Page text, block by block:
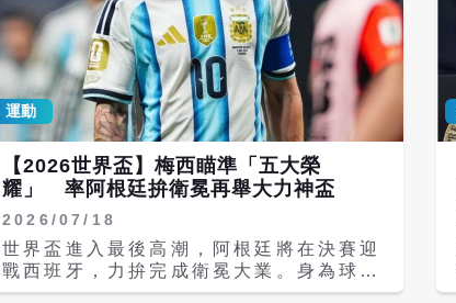
Naim）表示：「我們祝賀西班牙獲得應
得的勝利，也祝賀巴勒斯坦及其支持者共
享喜悅。」 In pictures: In Spain,
the US, Lebanon, Gaza and
elsewhere, fans celebrate Spains
victory against Argentina in the
World Cup final
https://t.co/y13PI4j1bl
pic.twitter.com/WwSkZiqqXq TRT
World (@trtworld) July 20, 2026
慶祝活動不僅限於加薩，西岸的伯利恆、
希伯崙與納布盧斯等地也出現民眾手持西
班牙與巴勒斯坦國旗遊行的場面。社群平
廷完成衛冕，終場哨響後難掩失落情緒，
當場落下眼淚。 儘管阿根廷吞下敗仗，
梅西仍寫下個人生涯新里程碑。39歲的
他成為世界盃史上僅第二位曾三度站上決
賽舞台的球員，也是歷史上在世界盃決賽
出賽年紀最大的非守門員球員。然而，紀
錄終究無法換來冠軍，西班牙最終成功笑
到最後，重新奪回足球最高榮耀。 The
Messi-Lamine Yamal story goes
full circle ❤️
pic.twitter.com/N0VRGWmb2Y B/R
Football (@brfootball) July 19,
2026 梅西、亞馬爾世紀擁抱 兩球隊賽
運動
【2026世界盃】梅西瞄準「五大榮
耀」 率阿根廷拚衛冕再舉大力神盃
2026/07/18
世界盃進入最後高潮，阿根廷將在決賽迎
戰西班牙，力拚完成衛冕大業。身為球隊
核心的梅西（Lionel Messi）本屆賽事